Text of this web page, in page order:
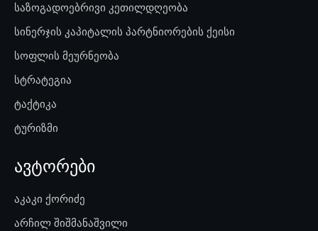
საზოგადოებრივი კეთილდღეობა
სინერჯის კაპიტალის პარტნიორების ქეისი
სოფლის მეურნეობა
სტრატეგია
ტაქტიკა
ტურიზმი
ავტორები
აკაკი ქორიძე
არჩილ შიშმანაშვილი